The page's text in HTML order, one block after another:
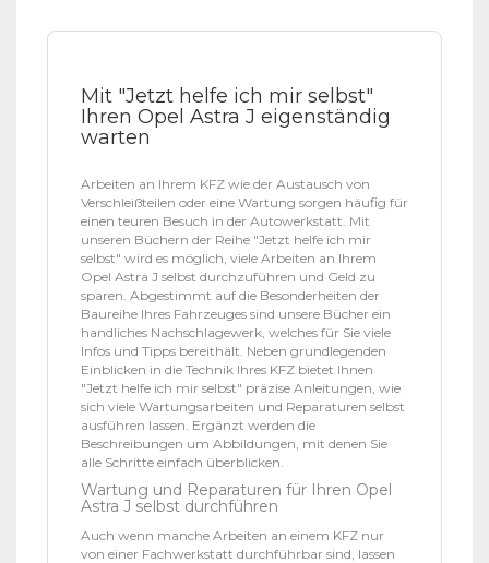
Mit "Jetzt helfe ich mir selbst"
Ihren Opel Astra J eigenständig
warten
Arbeiten an Ihrem KFZ wie der Austausch von
Verschleißteilen oder eine Wartung sorgen häufig für
einen teuren Besuch in der Autowerkstatt. Mit
unseren Büchern der Reihe "Jetzt helfe ich mir
selbst" wird es möglich, viele Arbeiten an Ihrem
Opel Astra J selbst durchzuführen und Geld zu
sparen. Abgestimmt auf die Besonderheiten der
Baureihe Ihres Fahrzeuges sind unsere Bücher ein
handliches Nachschlagewerk, welches für Sie viele
Infos und Tipps bereithält. Neben grundlegenden
Einblicken in die Technik Ihres KFZ bietet Ihnen
"Jetzt helfe ich mir selbst" präzise Anleitungen, wie
sich viele Wartungsarbeiten und Reparaturen selbst
ausführen lassen. Ergänzt werden die
Beschreibungen um Abbildungen, mit denen Sie
alle Schritte einfach überblicken.
Wartung und Reparaturen für Ihren Opel
Astra J selbst durchführen
Auch wenn manche Arbeiten an einem KFZ nur
von einer Fachwerkstatt durchführbar sind, lassen